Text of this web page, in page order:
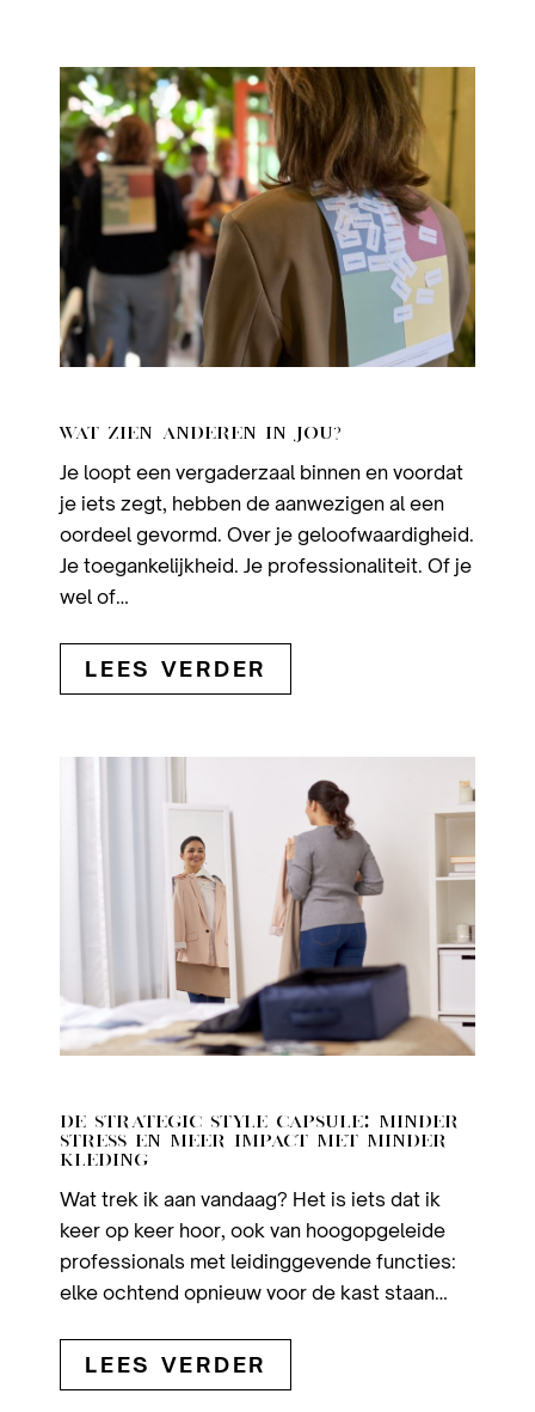
WAT ZIEN ANDEREN IN JOU?
Je loopt een vergaderzaal binnen en voordat
je iets zegt, hebben de aanwezigen al een
oordeel gevormd. Over je geloofwaardigheid.
Je toegankelijkheid. Je professionaliteit. Of je
wel of…
LEES VERDER
DE STRATEGIC STYLE CAPSULE: MINDER
STRESS EN MEER IMPACT MET MINDER
KLEDING
Wat trek ik aan vandaag? Het is iets dat ik
keer op keer hoor, ook van hoogopgeleide
professionals met leidinggevende functies:
elke ochtend opnieuw voor de kast staan…
LEES VERDER